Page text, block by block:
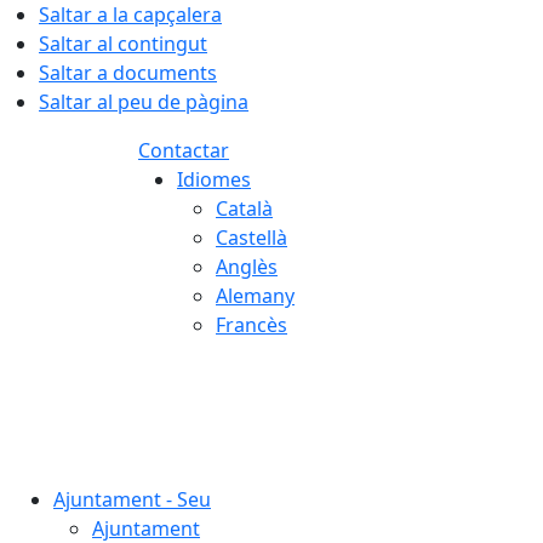
Saltar a la capçalera
Saltar al contingut
Saltar a documents
Saltar al peu de pàgina
Contactar
Idiomes
Català
Castellà
Anglès
Alemany
Francès
Ajuntament - Seu
Ajuntament